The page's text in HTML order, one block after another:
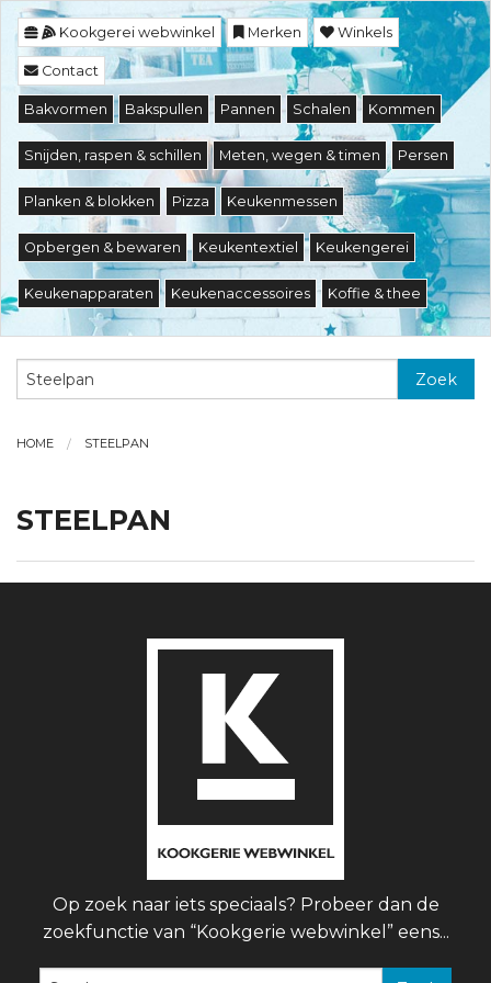
Kookgerei webwinkel Merken Winkels
Contact
Bakvormen Bakspullen Pannen Schalen Kommen
Snijden, raspen & schillen Meten, wegen & timen Persen
Planken & blokken Pizza Keukenmessen
Opbergen & bewaren Keukentextiel Keukengerei
Keukenapparaten Keukenaccessoires Koffie & thee
Zoek
HOME STEELPAN
STEELPAN
Op zoek naar iets speciaals? Probeer dan de
zoekfunctie van “Kookgerie webwinkel” eens...